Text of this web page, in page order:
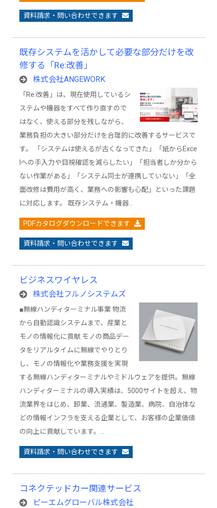
資料請求・問い合わせできます
既存システムを活かして必要な部分だけを改
修する「Re:改善」
株式会社ANGEWORK
「Re:改善」は、現在使用しているシ
ステムや機器をすべて作り直すので
はなく、使える部分を残しながら、
業務負担の大きい部分だけを合理的に改善するサービスで
す。 「システムは使えるが古くなってきた」「紙からExce
lへの手入力や目視確認を減らしたい」「担当者しか分から
ない作業がある」「システム同士が連携していない」「全
面改修は費用が高く、業務への影響も心配」といった課題
に対応します。 既存システム・機器…
PDFカタログダウンロードできます
資料請求・問い合わせできます
ビジネスワイヤレス
株式会社フルノシステムズ
■無線ハンディターミナル事業 物流
から自動認識システムまで、産業と
モノの情報化に貢献 モノの商品デー
タをリアルタイムに無線でやりとり
し、モノの情報化や業務支援を実現
する無線ハンディターミナルやミドルウェアを提供。無線
ハンディターミナルの導入実績は、5000サイトを超え、物
流業界をはじめ、卸業、流通業、製造業、病院、自治体な
どの情報インフラを支える企業として、お客様の企業価値
の向上に貢献しています。…
資料請求・問い合わせできます
コネクテッドカー関連サービス
ピーエムグローバル株式会社